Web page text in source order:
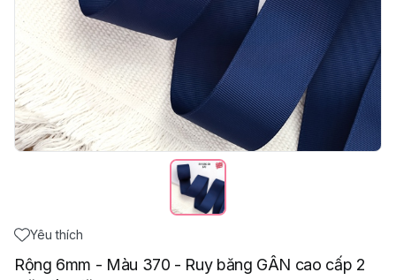
Yêu thích
Rộng 6mm - Màu 370 - Ruy băng GÂN cao cấp 2